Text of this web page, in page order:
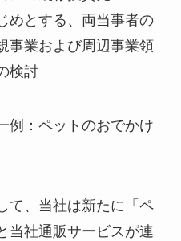
めとする、両当事者の
事業および周辺事業領
検討
例：ペットのおでかけ
て、当社は新たに「ペ
当社通販サービスが連